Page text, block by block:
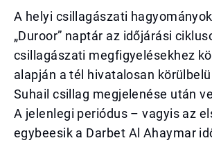
A helyi csillagászati
„Duroor” naptár az időjárási
csillagászati megfigyelésekhez
alapján a tél hivatalosan
Suhail csillag megjelenése után
A jelenlegi periódus – vagyis az
egybeesik a Darbet Al Ahaymar